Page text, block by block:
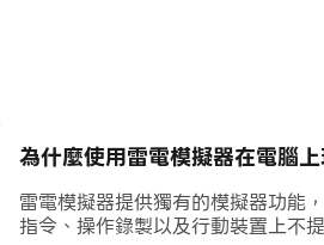
為什麼使用雷電模擬器在電腦
雷電模擬器提供獨有的模擬器功能
指令、操作錄製以及行動裝置上不